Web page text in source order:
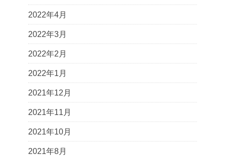
2022年4月
2022年3月
2022年2月
2022年1月
2021年12月
2021年11月
2021年10月
2021年8月